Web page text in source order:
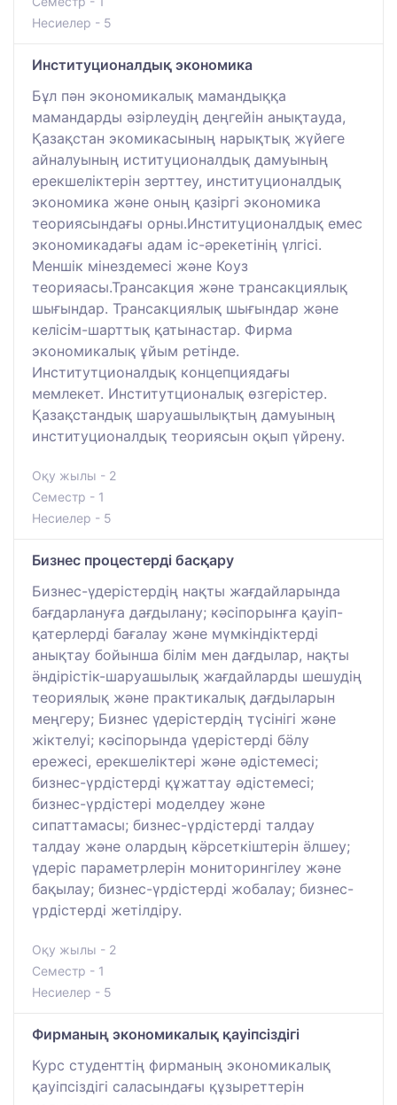
Несиелер - 5
Институционалдық экономика
Бұл пəн экономикалық мамандыққа
мамандарды əзірлеудің деңгейін анықтауда,
Қазақстан экомикасының нарықтық жүйеге
айналуының иституционалдық дамуының
ерекшеліктерін зерттеу, институционалдық
экономика жəне оның қазіргі экономика
теориясындағы орны.Институционалдық емес
экономикадағы адам іс-əрекетінің үлгісі.
Меншік мінездемесі жəне Коуз
теорияасы.Трансакция жəне трансакциялық
шығындар. Трансакциялық шығындар жəне
келісім-шарттық қатынастар. Фирма
экономикалық ұйым ретінде.
Институтционалдық концепциядағы
мемлекет. Институтционалық өзгерістер.
Қазақстандық шаруашылықтың дамуының
институционалдық теориясын оқып үйрену.
Оқу жылы - 2
Семестр - 1
Несиелер - 5
Бизнес процестерді басқару
Бизнес-үдерістердің нақты жағдайларында
бағдарлануға дағдылану; кәсіпорынға қауіп-
қатерлерді бағалау және мүмкіндіктерді
анықтау бойынша білім мен дағдылар, нақты
ӛндірістік-шаруашылық жағдайларды шешудің
теориялық және практикалық дағдыларын
меңгеру; Бизнес үдерістердің түсінігі және
жіктелуі; кәсіпорында үдерістерді бӛлу
ережесі, ерекшеліктері және әдістемесі;
бизнес-үрдістерді құжаттау әдістемесі;
бизнес-үрдістері моделдеу және
сипаттамасы; бизнес-үрдістерді талдау
талдау және олардың кӛрсеткіштерін ӛлшеу;
үдеріс параметрлерін мониторингілеу және
бақылау; бизнес-үрдістерді жoбалау; бизнес-
үрдістерді жетілдіру.
Оқу жылы - 2
Семестр - 1
Несиелер - 5
Фирманың экономикалық қауіпсіздігі
Курс студенттің фирманың экономикалық
қауіпсіздігі саласындағы құзыреттерін